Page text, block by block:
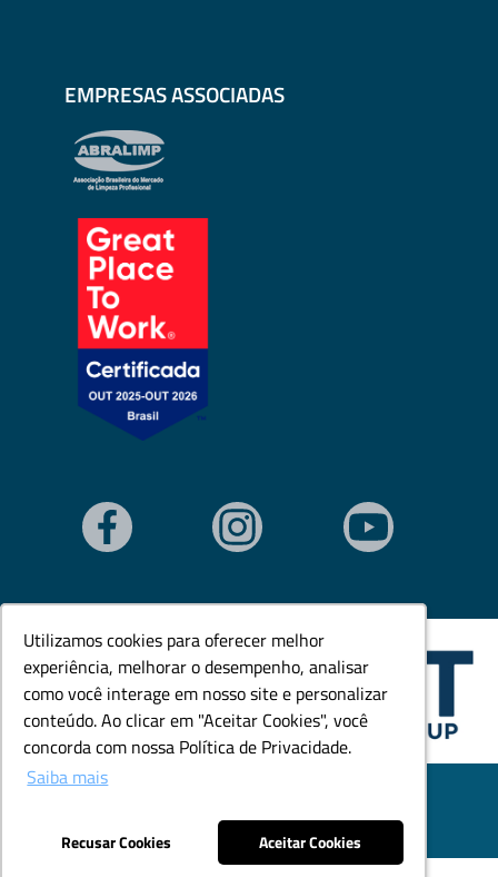
Utilizamos cookies para oferecer melhor
experiência, melhorar o desempenho, analisar
como você interage em nosso site e personalizar
conteúdo. Ao clicar em "Aceitar Cookies", você
concorda com nossa Política de Privacidade.
Saiba mais
Recusar Cookies Aceitar Cookies
Utilizamos cookies para oferecer melhor
experiência, melhorar o desempenho, analisar
como você interage em nosso site e personalizar
conteúdo. Ao clicar em "Aceitar Cookies", você
concorda com nossa Política de Privacidade.
Saiba mais
Recusar Cookies Aceitar Cookies
EMPRESAS ASSOCIADAS
© Todos os direitos reservados. Goedert Ltda - CNPJ:
Desenvolvido por: Área Local